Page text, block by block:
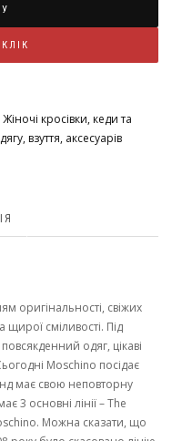
Жіночі кросівки, кеди та
взуття, аксесуарів
оригінальності, свіжих
сміливості. Під
одяг, цікаві
Moschino посідає
має свою неповторну
3 основні лінії – The
Можна сказати, що